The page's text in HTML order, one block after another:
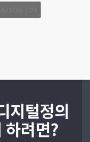
지털정의
하려면?